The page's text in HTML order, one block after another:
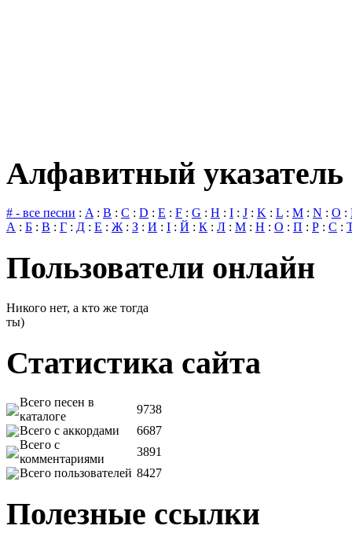
Алфавитный указатель
# - все песни : A: B : C : D : E : F : G : H : I : J : K : L : M : N : O :
А : Б : В : Г : Д : Е : Ж: З : И : І : Й : К : Л : М : Н : О : П : Р : С :
Пользователи онлайн
Никого нет, а кто же тогда
ты)
Статистика сайта
Всего песен в
каталоге
9738
Всего с аккордами
6687
Всего с
комментариями
3891
Всего пользователей 8427
Полезные ссылки